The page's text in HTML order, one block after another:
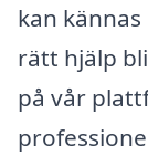
kan
rätt hjälp
på vår